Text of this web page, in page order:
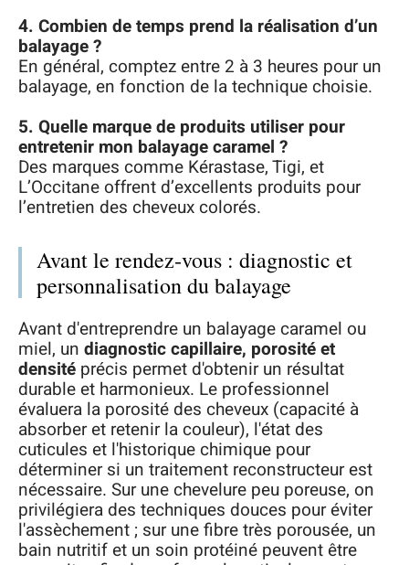
4. Combien de temps prend la réalisation d’un
balayage ?
En général, comptez entre 2 à 3 heures pour un
balayage, en fonction de la technique choisie.
5. Quelle marque de produits utiliser pour
entretenir mon balayage caramel ?
Des marques comme Kérastase, Tigi, et
L’Occitane offrent d’excellents produits pour
l’entretien des cheveux colorés.
Avant le rendez‑vous : diagnostic et
personnalisation du balayage
Avant d'entreprendre un balayage caramel ou
miel, un diagnostic capillaire, porosité et
densité précis permet d'obtenir un résultat
durable et harmonieux. Le professionnel
évaluera la porosité des cheveux (capacité à
absorber et retenir la couleur), l'état des
cuticules et l'historique chimique pour
déterminer si un traitement reconstructeur est
nécessaire. Sur une chevelure peu poreuse, on
privilégiera des techniques douces pour éviter
l'assèchement ; sur une fibre très porousée, un
bain nutritif et un soin protéiné peuvent être